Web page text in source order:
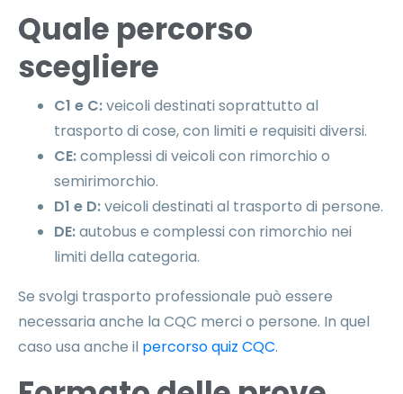
Quale percorso
scegliere
C1 e C:veicoli destinati soprattutto al
trasporto di cose, con limiti e requisiti diversi.
CE:complessi di veicoli con rimorchio o
semirimorchio.
D1 e D:veicoli destinati al trasporto di persone.
DE:autobus e complessi con rimorchio nei
limiti della categoria.
Se svolgi trasporto professionale può essere
necessaria anche la CQC merci o persone. In quel
caso usa anche il percorso quiz CQC.